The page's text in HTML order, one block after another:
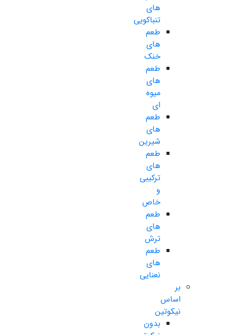
های
تنباکویی
طعم
های
خنک
طعم
های
میوه
ای
طعم
های
شیرین
طعم
های
ترکیبی
و
خاص
طعم
های
ترش
طعم
های
نعنایی
بر
اساس
نیکوتین
بدون